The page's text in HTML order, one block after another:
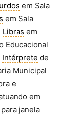
em Sala
em Sala
Libras em
Educacional
Intérprete de
Municipal
e
em
janela